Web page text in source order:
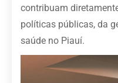
contribuam
políticas públicas, da
saúde no Piauí.